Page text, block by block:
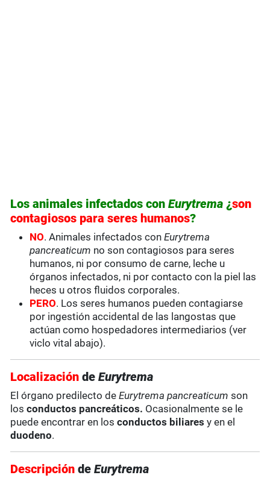
Los animales infectados con Eurytrema¿son
contagiosos para seres humanos?
NO. Animales infectados conEurytrema
pancreaticum no son contagiosos para seres
humanos, ni por consumo de carne, leche u
órganos infectados, ni por contacto con la piel las
heces u otros fluidos corporales.
PERO. Los seres humanos pueden contagiarse
por ingestión accidental de las langostas que
actúan como hospedadores intermediarios (ver
viclo vital abajo).
Localización deEurytrema
El órgano predilecto deEurytrema pancreaticumson
los conductos pancreáticos. Ocasionalmente se le
puede encontrar en losconductos biliares y en el
duodeno.
Descripción deEurytrema